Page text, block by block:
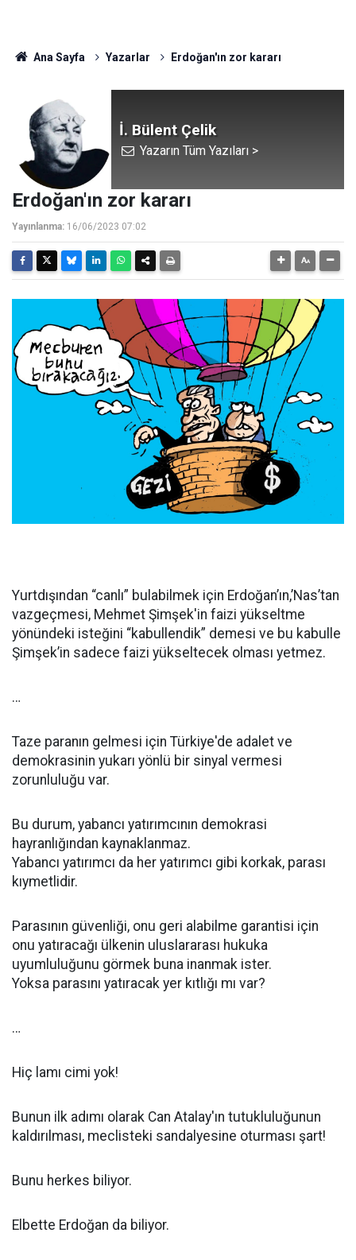
Ana Sayfa Yazarlar Erdoğan'ın zor kararı
İ. Bülent Çelik
Yazarın Tüm Yazıları >
Erdoğan'ın zor kararı
Yayınlanma: 16/06/2023 07:02
Yurtdışından “canlı” bulabilmek için Erdoğan’ın,’Nas’tan
vazgeçmesi, Mehmet Şimşek'in faizi yükseltme
yönündeki isteğini “kabullendik” demesi ve bu kabulle
Şimşek’in sadece faizi yükseltecek olması yetmez.
…
Taze paranın gelmesi için Türkiye'de adalet ve
demokrasinin yukarı yönlü bir sinyal vermesi
zorunluluğu var.
Bu durum, yabancı yatırımcının demokrasi
hayranlığından kaynaklanmaz.
Yabancı yatırımcı da her yatırımcı gibi korkak, parası
kıymetlidir.
Parasının güvenliği, onu geri alabilme garantisi için
onu yatıracağı ülkenin uluslararası hukuka
uyumluluğunu görmek buna inanmak ister.
Yoksa parasını yatıracak yer kıtlığı mı var?
…
Hiç lamı cimi yok!
Bunun ilk adımı olarak Can Atalay'ın tutukluluğunun
kaldırılması, meclisteki sandalyesine oturması şart!
Bunu herkes biliyor.
Elbette Erdoğan da biliyor.